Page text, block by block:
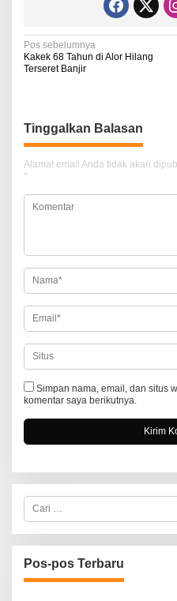
N
a
g
a
s
o
s
Pos sebelumnya
Kakek 68 Tahun di Alor Hilang
Terseret Banjir
Tinggalkan Balasan
Alamat email Anda tidak akan
*
Simpan nama, email, dan situs
komentar saya berikutnya.
C
r
i
u
n
u
Pos-pos Terbaru